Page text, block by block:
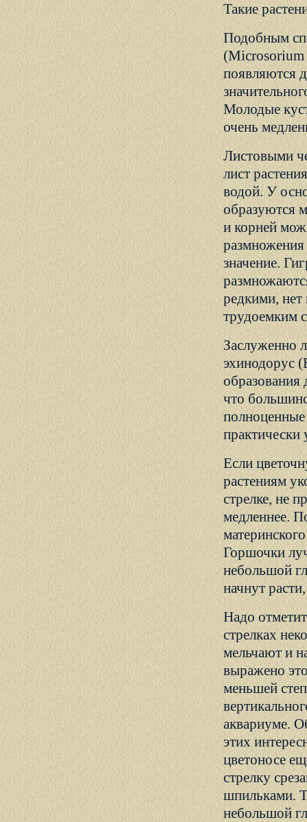
Такие
Подобным
(Microsorium
появляются
Молодые
очень
Листовыми
лист
водой. У
образуются
и корней
размножения
значение.
редкими, нет
трудоемким
Заслуженно
эхинодорус
образования
что
полноценные
практически
Если
растениям
стрелке, не
медленнее.
Горшочки
небольшой
начнут
Надо
стрелках
мельчают и
выражено
меньшей
аквариуме.
этих
цветоносе
стрелку
шпильками.
небольшой